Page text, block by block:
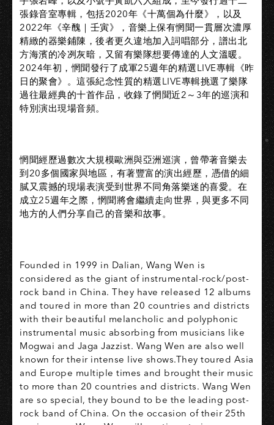
張錄音室專輯，包括2020年《十萬個為什麼》，以及
2022年《辛醜｜壬寅》，音樂上保有惘聞一貫層次濃厚
精緻的器樂鋪陳，後者更久違地加入詞唱部分，譜出北
方海濱的冷冽灰暗，又留有樂隊想要傳達的人文溫暖。
2024年初，惘聞發行了成軍25週年的精選LIVE專輯《昨
日的聚會》。這張紀念性質的精選LIVE專輯挑選了樂隊
過往最經典的十首作品，收錄了惘聞近2～3年的巡演和
特別演出現場音頻。
惘聞經歷過數次大規模歐洲與亞洲巡演，曾帶著音樂去
到20多個國家與地區，有著豐富的演出經歷，憑借的細
膩又震撼的現場表演受到世界不同角落樂迷的喜愛。在
成立25週年之際，惘聞將會繼續走向世界，與更多不同
地方的人們分享自己的音樂和故事。
Founded in 1999 in Dalian, Wang Wen is
considered as the giant of instrumental-rock/post-
rock band in China. They have released 12 albums
and toured in more than 20 countries and districts
with their beautiful melancholic and polyphonic
instrumental music absorbing from musicians like
Mogwai and Jaga Jazzist. Wang Wen are also well
known for their intense live shows.They toured Asia
and Europe multiple times and brought their music
to more than 20 countries and districts. Wang Wen
are so special, they bound to be the leading post-
rock band of China. On the occasion of their 25th